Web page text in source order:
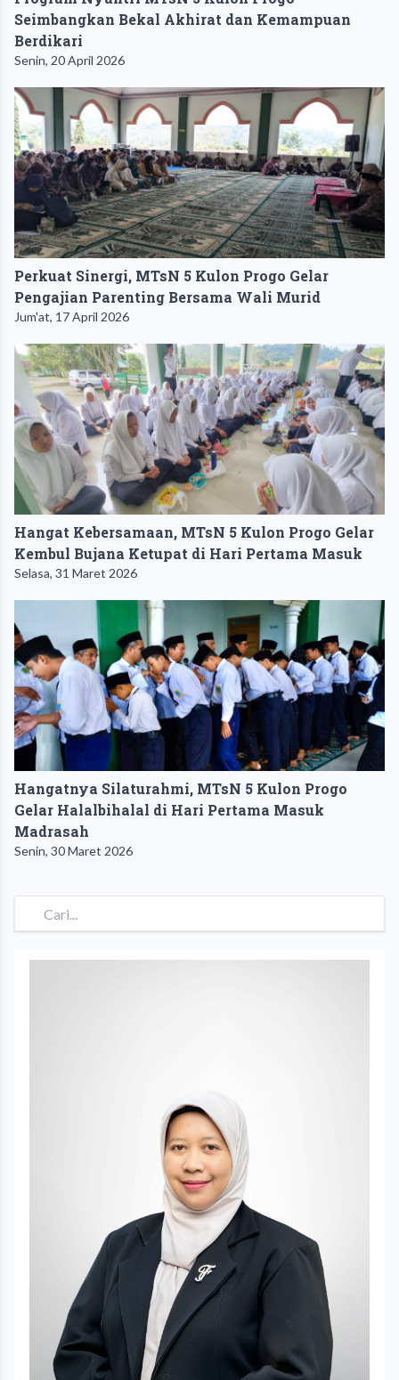
Seimbangkan Bekal Akhirat dan Kemampuan
Berdikari
Senin, 20 April 2026
Perkuat Sinergi, MTsN 5 Kulon Progo Gelar
Pengajian Parenting Bersama Wali Murid
Jum'at, 17 April 2026
Hangat Kebersamaan, MTsN 5 Kulon Progo Gelar
Kembul Bujana Ketupat di Hari Pertama Masuk
Selasa, 31 Maret 2026
Hangatnya Silaturahmi, MTsN 5 Kulon Progo
Gelar Halalbihalal di Hari Pertama Masuk
Madrasah
Senin, 30 Maret 2026